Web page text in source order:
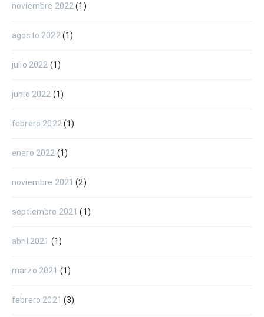
noviembre 2022 (1)
agosto 2022 (1)
julio 2022 (1)
junio 2022 (1)
febrero 2022 (1)
enero 2022 (1)
noviembre 2021 (2)
septiembre 2021 (1)
abril 2021 (1)
marzo 2021 (1)
febrero 2021 (3)